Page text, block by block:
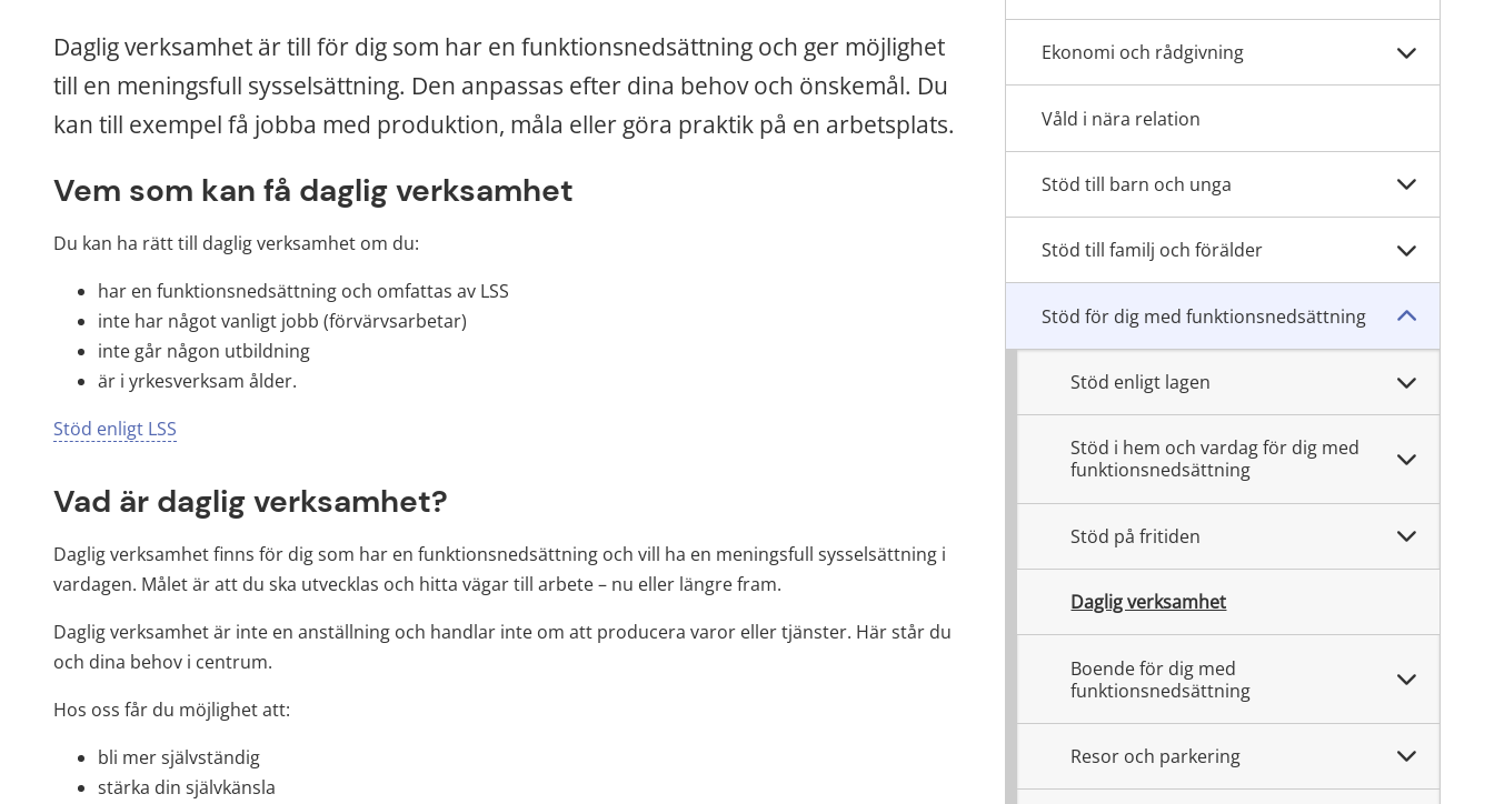
Daglig verksamhet är till för dig som har en funktionsnedsättning och ger möjlighet
till en meningsfull sysselsättning. Den anpassas efter dina behov och önskemål. Du
kan till exempel få jobba med produktion, måla eller göra praktik på en arbetsplats.
Vem som kan få daglig verksamhet
Du kan ha rätt till daglig verksamhet om du:
har en funktionsnedsättning och omfattas av LSS
inte har något vanligt jobb (förvärvsarbetar)
inte går någon utbildning
är i yrkesverksam ålder.
Stöd enligt LSS
Vad är daglig verksamhet?
Daglig verksamhet finns för dig som har en funktionsnedsättning och vill ha en meningsfull sysselsättning i
vardagen. Målet är att du ska utvecklas och hitta vägar till arbete – nu eller längre fram.
Daglig verksamhet är inte en anställning och handlar inte om att producera varor eller tjänster. Här står du
och dina behov i centrum.
Hos oss får du möjlighet att:
bli mer självständig
stärka din självkänsla
Ekonomi och rådgivning
Våld i nära relation
Stöd till barn och unga
Stöd till familj och förälder
Stöd för dig med funktionsnedsättning
Stöd enligt lagen
Stöd i hem och vardag för dig med
funktionsnedsättning
Stöd på fritiden
Daglig verksamhet
Boende för dig med
funktionsnedsättning
Resor och parkering